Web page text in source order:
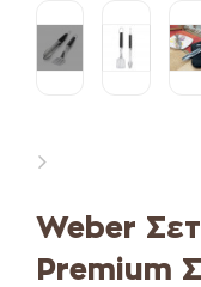
Weber
Premium